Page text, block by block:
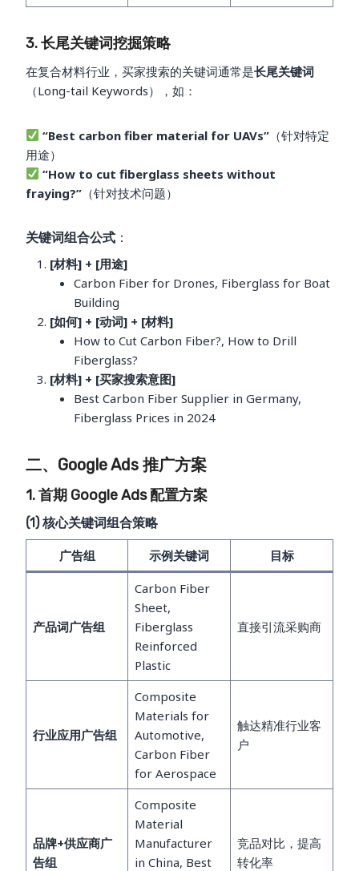
3. 长尾关键词挖掘策略
在复合材料行业，买家搜索的关键词通常是长尾关键词
（Long-tail Keywords），如：
“Best carbon fiber material for UAVs” （针对特定
用途）
“How to cut fiberglass sheets without
fraying?” （针对技术问题）
关键词组合公式 ：
[材料] + [用途]
Carbon Fiber for Drones, Fiberglass for Boat
Building
[如何] + [动词] + [材料]
How to Cut Carbon Fiber?, How to Drill
Fiberglass?
[材料] + [买家搜索意图]
Best Carbon Fiber Supplier in Germany,
Fiberglass Prices in 2024
二、Google Ads 推广方案
1. 首期 Google Ads 配置方案
(1) 核心关键词组合策略
广告组 示例关键词 目标
产品词广告组
Carbon Fiber
Sheet,
Fiberglass
Reinforced
Plastic
直接引流采购商
行业应用广告组
Composite
Materials for
Automotive,
Carbon Fiber
for Aerospace
触达精准行业客
户
品牌+供应商广
告组
Composite
Material
Manufacturer
in China, Best
竞品对比，提高
转化率